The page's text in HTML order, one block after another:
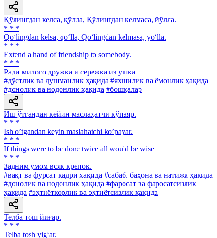
Қўлингдан келса, қўлла, Қўлингдан келмаса, йўлла.
* * *
Qo‘lingdan kelsa, qo‘lla, Qo‘lingdan kelmasa, yo‘lla.
* * *
Extend a hand of friendship to somebody.
* * *
Ради милого дружка и сережка из ушка.
#дўстлик ва душманлик ҳақида #яхшилик ва ёмонлик ҳақида
#донолик ва нодонлик ҳақида #бошқалар
Иш ўтгандан кейин маслаҳатчи кўпаяр.
* * *
Ish oʼtgandan keyin maslahatchi koʼpayar.
* * *
If things were to be done twice all would be wise.
* * *
Задним умом всяк крепок.
#вақт ва фурсат қадри ҳақида #сабаб, баҳона ва натижа ҳақида
#донолик ва нодонлик ҳақида #фаросат ва фаросатсизлик
ҳақида #эҳтиёткорлик ва эҳтиётсизлик ҳақида
Телба тош йиғар.
* * *
Telba tosh yig‘ar.